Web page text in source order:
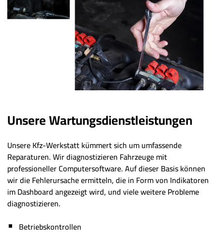
Unsere Wartungsdienstleistungen
Unsere Kfz-Werkstatt kümmert sich um umfassende
Reparaturen. Wir diagnostizieren Fahrzeuge mit
professioneller Computersoftware. Auf dieser Basis können
wir die Fehlerursache ermitteln, die in Form von Indikatoren
im Dashboard angezeigt wird, und viele weitere Probleme
diagnostizieren.
Betriebskontrollen